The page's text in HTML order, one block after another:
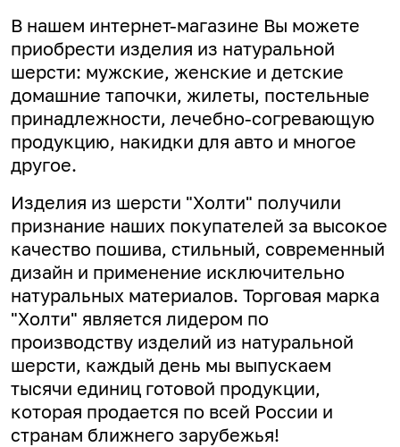
В нашем интернет-магазине Вы можете
приобрести изделия из натуральной
шерсти: мужские, женские и детские
домашние тапочки, жилеты, постельные
принадлежности, лечебно-согревающую
продукцию, накидки для авто и многое
другое.
Изделия из шерсти "Холти" получили
признание наших покупателей за высокое
качество пошива, стильный, современный
дизайн и применение исключительно
натуральных материалов. Торговая марка
"Холти" является лидером по
производству изделий из натуральной
шерсти, каждый день мы выпускаем
тысячи единиц готовой продукции,
которая продается по всей России и
странам ближнего зарубежья!